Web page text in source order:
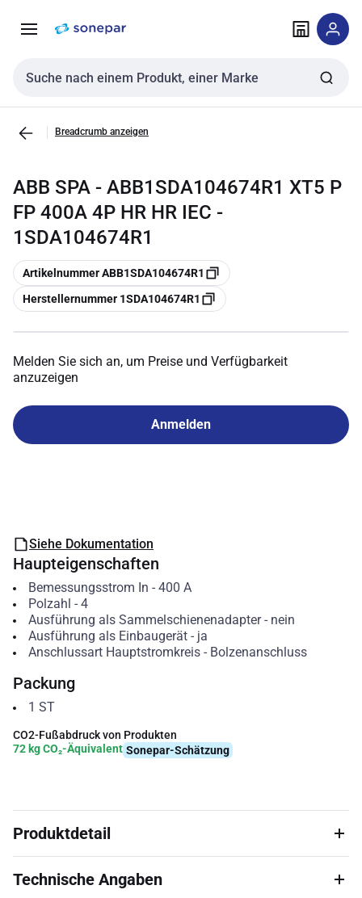
NavigationInhalt
Sucheingabe
Breadcrumb anzeigen
ABB SPA - ABB1SDA104674R1 XT5 P
FP 400A 4P HR HR IEC -
1SDA104674R1
Kopieren
Artikelnummer ABB1SDA104674R1
Kopieren
Herstellernummer 1SDA104674R1
Melden Sie sich an, um Preise und Verfügbarkeit
anzuzeigen
Anmelden
Siehe Dokumentation
Haupteigenschaften
Bemessungsstrom In - 400 A
Polzahl - 4
Ausführung als Sammelschienenadapter- nein
Ausführung als Einbaugerät- ja
Anschlussart Hauptstromkreis- Bolzenanschluss
Packung
1 ST
CO2-Fußabdruck von Produkten
72 kg CO₂-Äquivalent Sonepar-Schätzung
Produktdetail
Technische Angaben